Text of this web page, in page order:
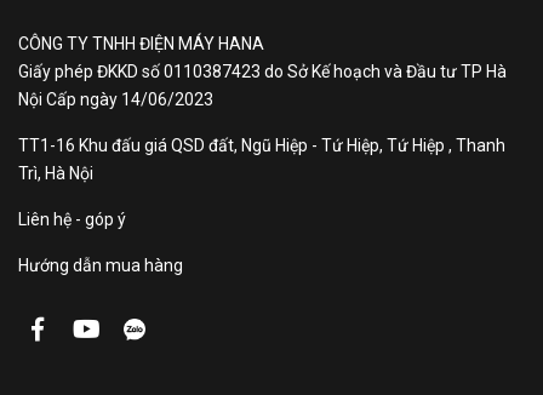
CÔNG TY TNHH ĐIỆN MÁY HANA
Giấy phép ĐKKD số 0110387423 do Sở Kế hoạch và Đầu tư TP Hà
Nội Cấp ngày 14/06/2023
TT1-16 Khu đấu giá QSD đất, Ngũ Hiệp - Tứ Hiệp, Tứ Hiệp , Thanh
Trì, Hà Nội
Liên hệ - góp ý
Hướng dẫn mua hàng